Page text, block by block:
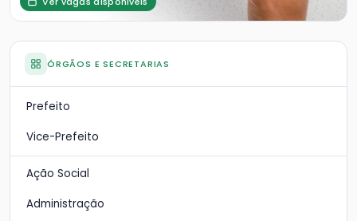
ÓRGÃOS E SECRETARIAS
Prefeito
Vice-Prefeito
Ação Social
Administração